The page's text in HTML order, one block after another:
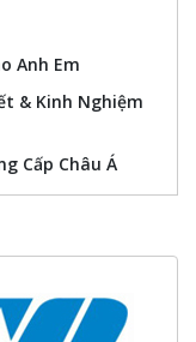
Anh Em
& Kinh Nghiệm
Cấp Châu Á